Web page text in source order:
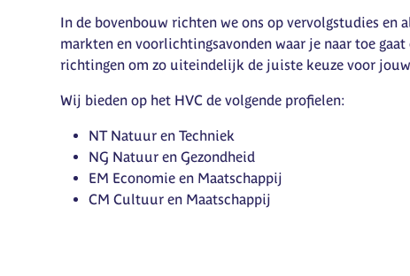
In de bovenbouw richten we ons op vervolgstudies
markten en voorlichtingsavonden waar je naar toe
richtingen om zo uiteindelijk de juiste keuze voor
Wij bieden op het HVC de volgende profielen:
NT Natuur en Techniek
NG Natuur en Gezondheid
EM Economie en Maatschappij
CM Cultuur en Maatschappij